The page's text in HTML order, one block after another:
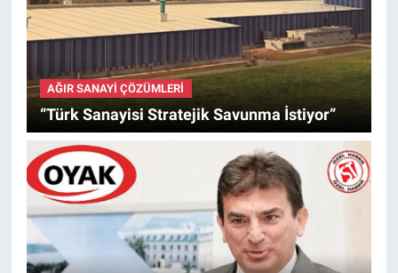
AĞIR SANAYI ÇÖZÜMLERI
“Türk Sanayisi Stratejik Savunma İstiyor”